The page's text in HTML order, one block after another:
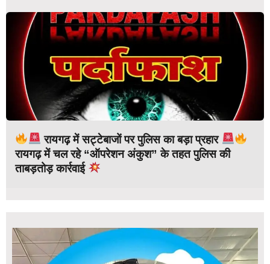
रायगढ़ में सट्टेबाजों पर पुलिस का बड़ा प्रहार
रायगढ़ में चल रहे “ऑपरेशन अंकुश” के तहत पुलिस की
ताबड़तोड़ कार्रवाई